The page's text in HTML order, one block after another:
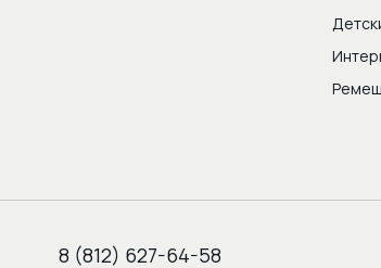
8 (812) 627-64-58